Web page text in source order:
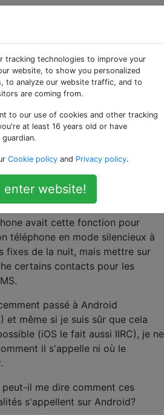
certains
à sonner
téléphone
/ nuit?
avait cette fonction pour
téléphone en mode silencieux à
fixes de la nuit, mais mettre sur
certains contacts pour les
passé à Android
et même si je suis sûr que cela
(iOS le fait aussi IIRC), je ne
il s'appelle ni où le
peut-il me dire comment ces
s'appellent sur Android?
tracking technologies to improve your
website, to show you personalized
to analyze our website traffic, and to
are coming from.
to our use of cookies and other tracking
at least 16 years old or have
Cookie policy and Privacy policy.
enter website!